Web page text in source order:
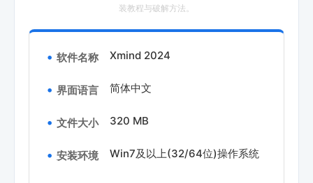
装教程与破解方法。
软件名称 Xmind 2024
界面语言 简体中文
文件大小 320 MB
安装环境 Win7及以上(32/64位)操作系统